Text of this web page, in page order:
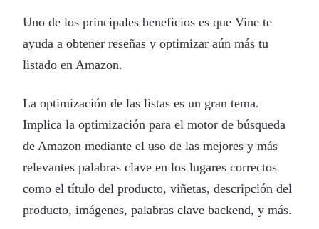
Uno de los principales beneficios es que Vine te
ayuda a obtener reseñas y optimizar aún más tu
listado en Amazon.
La optimización de las listas es un gran tema.
Implica la optimización para el motor de búsqueda
de Amazon mediante el uso de las mejores y más
relevantes palabras clave en los lugares correctos
como el título del producto, viñetas, descripción del
producto, imágenes, palabras clave backend, y más.